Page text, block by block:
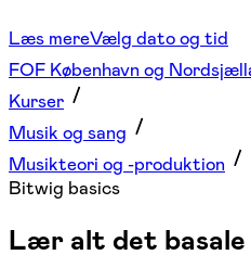
Læs mereVælg dato og tid
FOF København og
Kurser
Musik og sang
Musikteori og -produktion
Bitwig basics
Lær alt det